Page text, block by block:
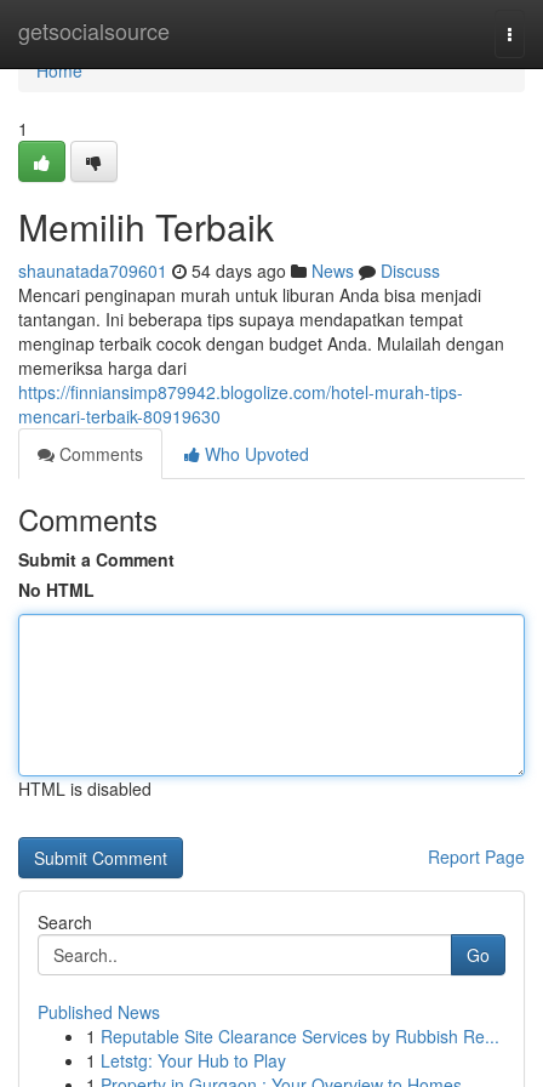
getsocialsource
Home
Home
1
Memilih Terbaik
shaunatada709601 54 days ago News
Discuss
Mencari penginapan murah untuk liburan Anda bisa menjadi
tantangan. Ini beberapa tips supaya mendapatkan tempat
menginap terbaik cocok dengan budget Anda. Mulailah dengan
memeriksa harga dari
https://finniansimp879942.blogolize.com/hotel-murah-tips-
mencari-terbaik-80919630
Comments
Who Upvoted
Comments
Submit a Comment
No HTML
HTML is disabled
Report Page
Search
Go
Published News
1 Reputable Site Clearance Services by Rubbish Re...
1 Letstg: Your Hub to Play